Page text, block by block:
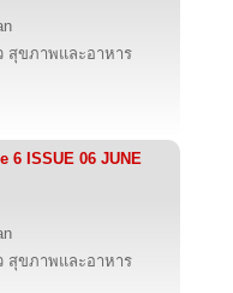
สุขภาพและอาหาร
6 ISSUE 06 JUNE
สุขภาพและอาหาร